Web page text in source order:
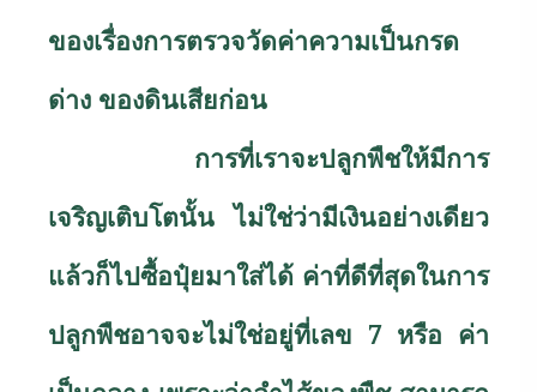
ของเรื่องการตรวจวัดค่าความเป็นกรด
ด่าง ของดินเสียก่อน
การที่เราจะปลูกพืชให้มีการ
เจริญเติบโตนั้น ไม่ใช่ว่ามีเงินอย่างเดียว
แล้วก็ไปซื้อปุ๋ยมาใส่ได้ ค่าที่ดีที่สุดในการ
ปลูกพืชอาจจะไม่ใช่อยู่ที่เลข 7 หรือ ค่า